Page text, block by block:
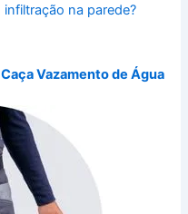
infiltração na parede?
Caça Vazamento de Água